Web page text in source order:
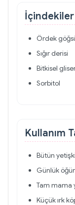
İçindekiler
Ördek
Sığır derisi
Bitkisel
Sorbitol
Kullanım
Bütün
Günlük
Tam mama
Küçük ırk